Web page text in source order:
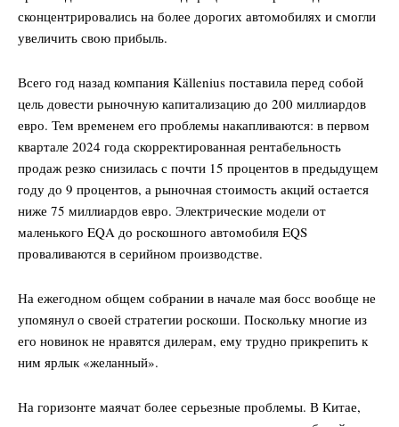
сконцентрировались на более дорогих автомобилях и смогли
увеличить свою прибыль.
Всего год назад компания Källenius поставила перед собой
цель довести рыночную капитализацию до 200 миллиардов
евро. Тем временем его проблемы накапливаются: в первом
квартале 2024 года скорректированная рентабельность
продаж резко снизилась с почти 15 процентов в предыдущем
году до 9 процентов, а рыночная стоимость акций остается
ниже 75 миллиардов евро. Электрические модели от
маленького EQA до роскошного автомобиля EQS
проваливаются в серийном производстве.
На ежегодном общем собрании в начале мая босс вообще не
упомянул о своей стратегии роскоши. Поскольку многие из
его новинок не нравятся дилерам, ему трудно прикрепить к
ним ярлык «желанный».
На горизонте маячат более серьезные проблемы. В Китае,